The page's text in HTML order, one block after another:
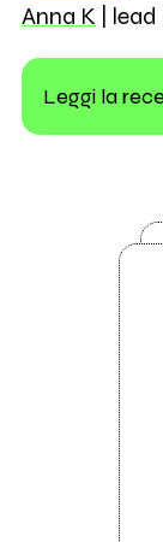
Anna K| lead
Leggi la